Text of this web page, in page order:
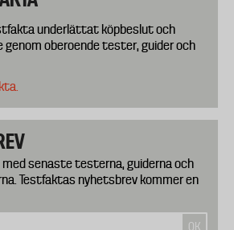
underlättat köpbeslut och
genom oberoende tester, guider och
med senaste testerna, guiderna och
Testfaktas nyhetsbrev kommer en